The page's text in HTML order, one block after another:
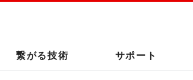
繋がる技術 サポート